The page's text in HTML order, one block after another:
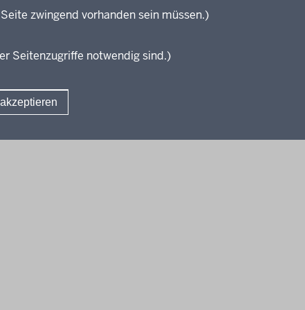
zwingend vorhanden sein müssen.)
Seitenzugriffe notwendig sind.)